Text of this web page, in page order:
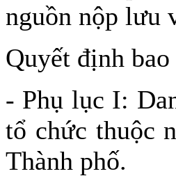
nguồn nộp lưu
Quyết định
- Phụ lục I:
tổ chức thuộc
Thành phố.